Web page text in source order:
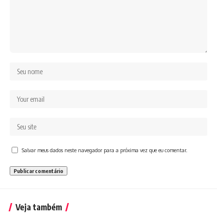
Salvar meus dados neste navegador para a próxima vez que eu comentar.
Veja também